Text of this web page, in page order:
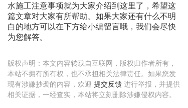
水施工注意事项就为大家介绍到这里了，希望这
篇文章对大家有所帮助。如果大家还有什么不明
白的地方可以在下方给小编留言哦，我们会尽快
为您解答。
版权声明：本文内容转载自互联网，版权归作者所有，
本站不拥有所有权，也不承担相关法律责任。如果您发
现有涉嫌抄袭的内容，欢迎 提交反馈进行举报，并提供
相关证据，一经查实，本站将立刻删除涉嫌侵权内容。